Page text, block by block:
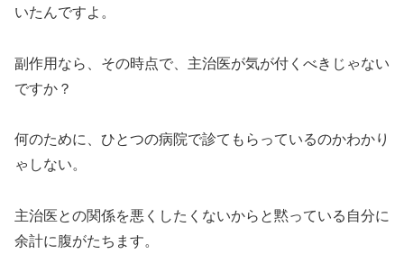
いたんですよ。
副作用なら、その時点で、主治医が気が付くべきじゃない
ですか？
何のために、ひとつの病院で診てもらっているのかわかり
ゃしない。
主治医との関係を悪くしたくないからと黙っている自分に
余計に腹がたちます。